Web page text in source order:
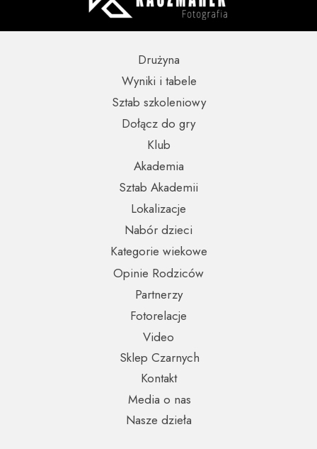
Partnerzy
Opinie Rodziców
Nabór dzieci
Wyniki i tabele
Sklep Czarnych
Video
Fotorelacje
Kontakt
Media o nas
Kategorie wiekowe
Lokalizacje
Sztab szkoleniowy
Sztab Akademii
Dołącz do gry
Nasze dzieła
Drużyna
Akademia
Klub